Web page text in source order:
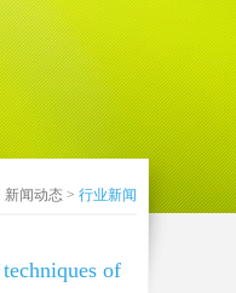
新闻动态 > 行业新闻
of